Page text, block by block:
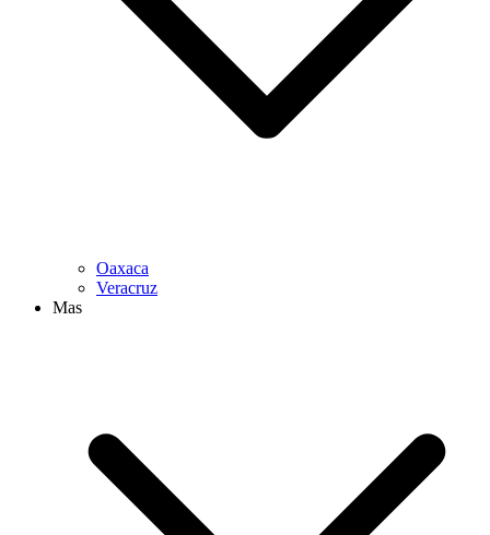
Oaxaca
Veracruz
Mas